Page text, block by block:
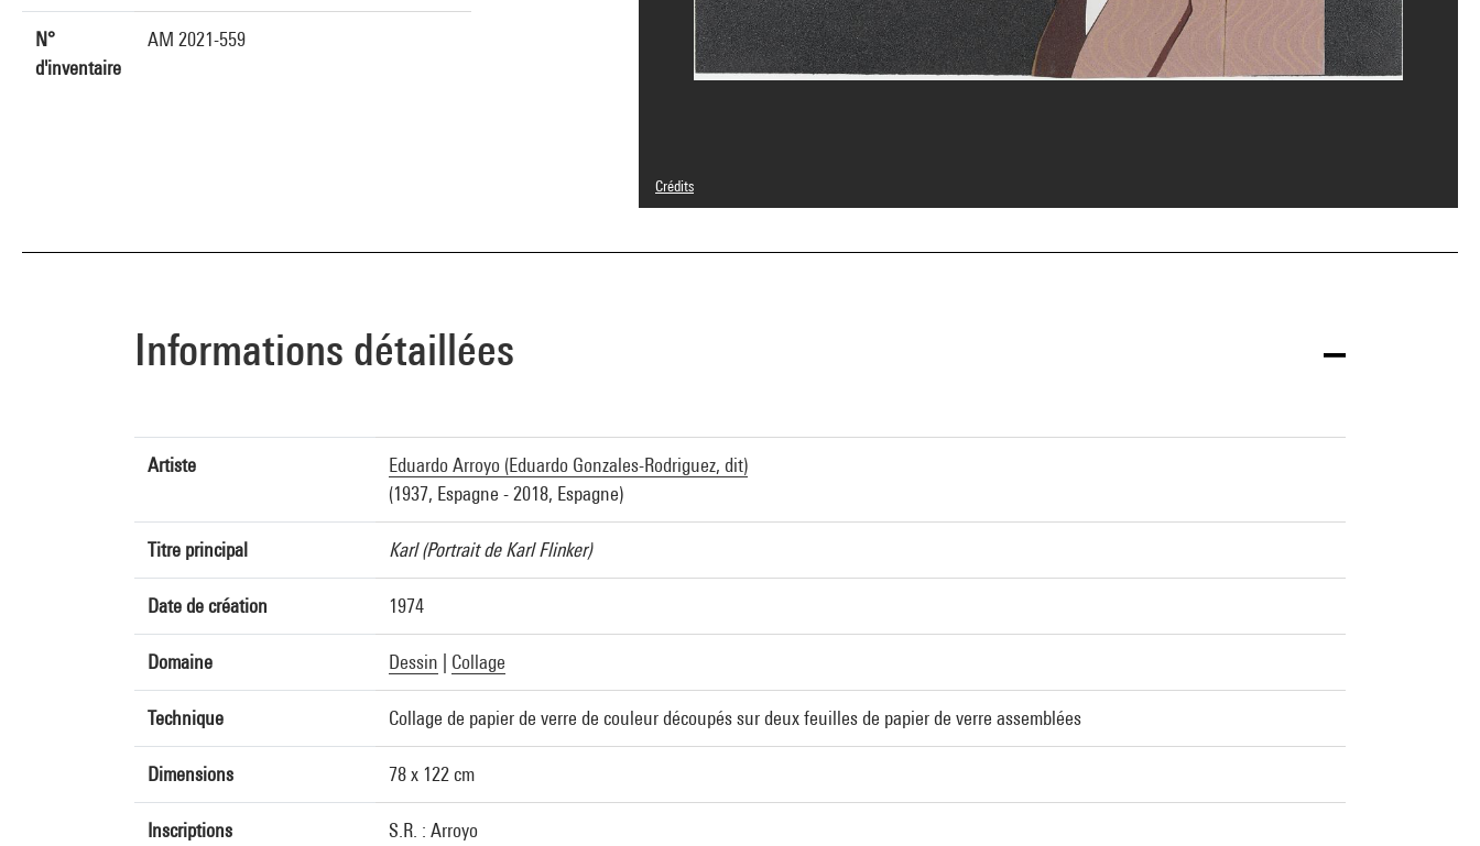
N°
d'inventaire
AM 2021-559
Crédits
© Adagp, Paris
Réf. image : 4Y01503
Informations détaillées
Artiste
Eduardo Arroyo (Eduardo Gonzales-Rodriguez, dit)
(1937, Espagne - 2018, Espagne)
Titre principal Karl (Portrait de Karl Flinker)
Date de création 1974
Domaine Dessin Collage
Technique Collage de papier de verre de couleur découpés sur deux feuilles de papier de verre assemblées
Dimensions 78 x 122 cm
Inscriptions
S.R. : Arroyo